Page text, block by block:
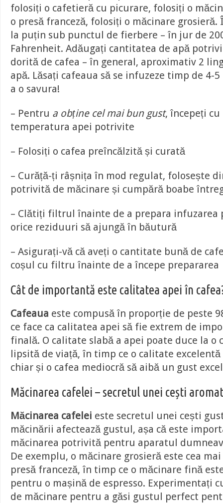
folosiți o cafetieră cu picurare, folosiți o
o presă franceză, folosiți o măcinare grosieră.
la puțin sub punctul de fierbere – în jur de
Fahrenheit. Adăugați cantitatea de apă
dorită de cafea – în general, aproximativ 2
apă. Lăsați cafeaua să se infuzeze timp de 4-
a o savura!
– Pentru a obține cel mai bun gust, începeți
temperatura apei potrivite
– Folosiți o cafea preîncălzită și curată
– Curăță-ți râșnița în mod regulat, folosește
potrivită de măcinare și cumpără boabe
– Clătiți filtrul înainte de a prepara infuzarea
orice reziduuri să ajungă în băutură
– Asigurați-vă că aveți o cantitate bună de
coșul cu filtru înainte de a începe prepararea
Cât de importantă este calitatea apei în
Cafeaua este compusă în proporție de peste
ce face ca calitatea apei să fie extrem de
finală. O calitate slabă a apei poate duce la o
lipsită de viață, în timp ce o calitate
chiar și o cafea mediocră să aibă un gust
Măcinarea cafelei – secretul unei cești
Măcinarea cafelei este secretul unei cești
măcinării afectează gustul, așa că este
măcinarea potrivită pentru aparatul
De exemplu, o măcinare grosieră este cea
presă franceză, în timp ce o măcinare fină
pentru o mașină de espresso. Experimentați
de măcinare pentru a găsi gustul perfect